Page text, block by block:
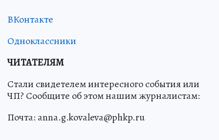
ВКонтакте
Одноклассники
ЧИТАТЕЛЯМ
Стали свидетелем интересного события или
ЧП? Сообщите об этом нашим журналистам:
Почта: anna.g.kovaleva@phkp.ru